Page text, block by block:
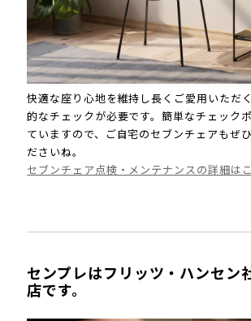
快適な座り心地を維持し長くご愛用いただ
的なチェックが必要です。簡単なチェック
ていますので、ご自宅のセブンチェアもぜ
ださいね。
セブンチェア点検・メンテナンスの詳細は
センプレはフリッツ・ハンセン
店です。